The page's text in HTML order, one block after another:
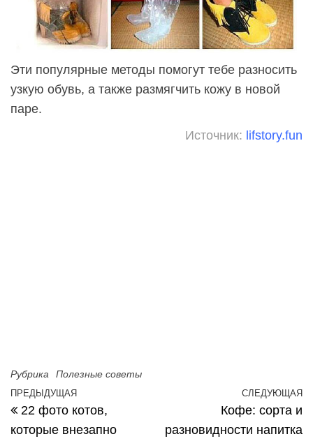
Эти популярные методы помогут тебе разносить
узкую обувь, а также размягчить кожу в новой
паре.
Источник: lifstory.fun
Рубрика Полезные советы
Навигация по записям
Предыдущая запись
ПРЕДЫДУЩАЯ
22 фото котов,
которые внезапно
СЛЕДУЮЩАЯ
Кoфе: cорта и
разновидности напиткa